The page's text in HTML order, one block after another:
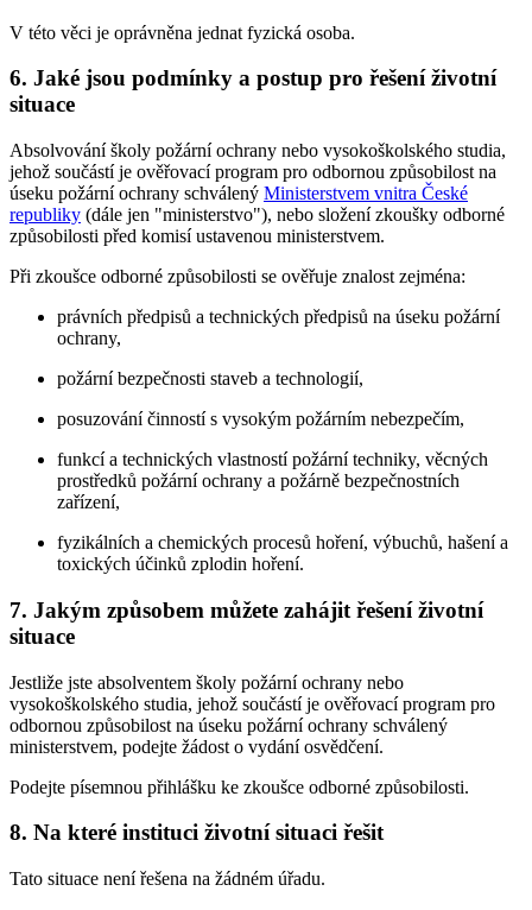
V této věci je oprávněna jednat fyzická osoba.
6. Jaké jsou podmínky a postup pro řešení životní
situace
Absolvování školy požární ochrany nebo vysokoškolského studia,
jehož součástí je ověřovací program pro odbornou způsobilost na
úseku požární ochrany schválený Ministerstvem vnitra České
republiky (dále jen "ministerstvo"), nebo složení zkoušky odborné
způsobilosti před komisí ustavenou ministerstvem.
Při zkoušce odborné způsobilosti se ověřuje znalost zejména:
právních předpisů a technických předpisů na úseku požární
ochrany,
požární bezpečnosti staveb a technologií,
posuzování činností s vysokým požárním nebezpečím,
funkcí a technických vlastností požární techniky, věcných
prostředků požární ochrany a požárně bezpečnostních
zařízení,
fyzikálních a chemických procesů hoření, výbuchů, hašení a
toxických účinků zplodin hoření.
7. Jakým způsobem můžete zahájit řešení životní
situace
Jestliže jste absolventem školy požární ochrany nebo
vysokoškolského studia, jehož součástí je ověřovací program pro
odbornou způsobilost na úseku požární ochrany schválený
ministerstvem, podejte žádost o vydání osvědčení.
Podejte písemnou přihlášku ke zkoušce odborné způsobilosti.
8. Na které instituci životní situaci řešit
Tato situace není řešena na žádném úřadu.